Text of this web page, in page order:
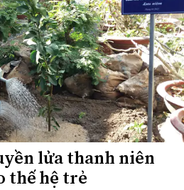
lửa thanh niên
thế hệ trẻ